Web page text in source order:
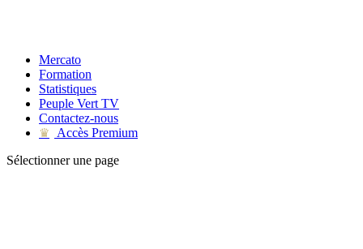
Mercato
Formation
Statistiques
Peuple Vert TV
Contactez-nous
♛
Accès Premium
Sélectionner une page